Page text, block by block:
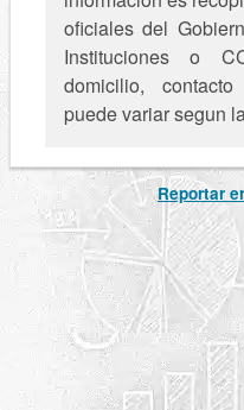
oficiales del
Instituciones o
domicilio,
puede variar segun
Reportar